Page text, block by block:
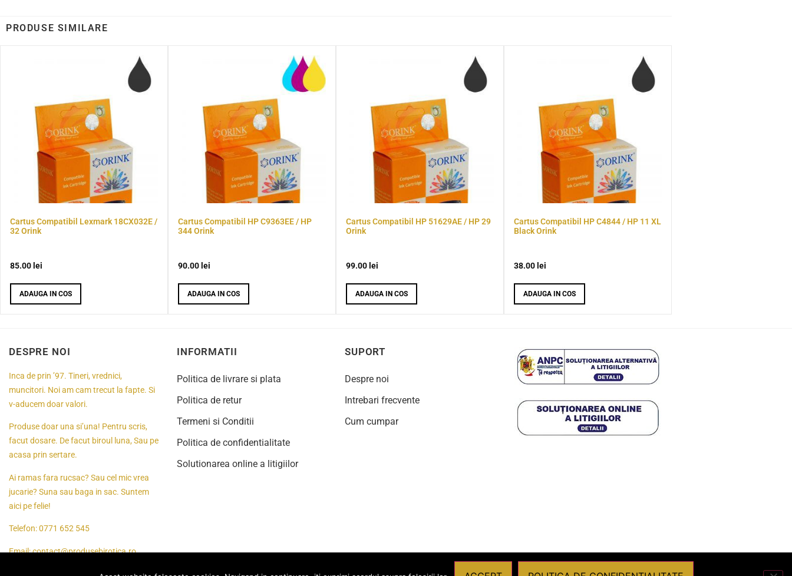
PRODUSE SIMILARE
Cartus Compatibil Lexmark 18CX032E /
32 Orink
85.00 lei
ADAUGA IN COS
Cartus Compatibil HP C9363EE / HP
344 Orink
90.00 lei
ADAUGA IN COS
Cartus Compatibil HP 51629AE / HP 29
Orink
99.00 lei
ADAUGA IN COS
Cartus Compatibil HP C4844 / HP 11 XL
Black Orink
38.00 lei
ADAUGA IN COS
DESPRE NOI
Inca de prin ’97. Tineri, vrednici,
muncitori. Noi am cam trecut la fapte. Si
v-aducem doar valori.
Produse doar una si’una! Pentru scris,
facut dosare. De facut biroul luna, Sau pe
acasa prin sertare.
Ai ramas fara rucsac? Sau cel mic vrea
jucarie? Suna sau baga in sac. Suntem
aici pe felie!
Telefon:0771 652 545
Email:contact@produsebirotica.ro
INFORMATII
Politica de livrare si plata
Politica de retur
Termeni si Conditii
Politica de confidentialitate
Solutionarea online a litigiilor
SUPORT
Despre noi
Intrebari frecvente
Cum cumpar